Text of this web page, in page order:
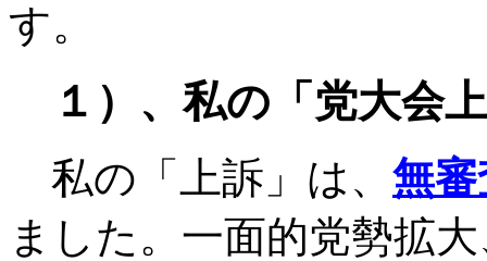
す。
１）、私の「党大会
私の「上訴」は、 無
ました。一面的党勢拡